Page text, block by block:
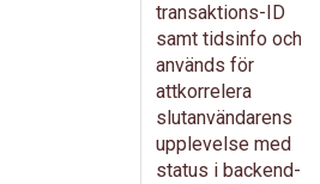
transaktions-ID
samt tidsinfo och
används för
attkorrelera
slutanvändarens
upplevelse med
status i backend-